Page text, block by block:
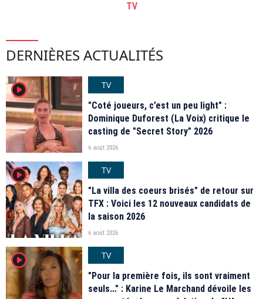
TV
DERNIÈRES ACTUALITÉS
player2
TV
"Coté joueurs, c’est un peu light" :
Dominique Duforest (La Voix) critique le
casting de "Secret Story" 2026
6 août 2026
player2
TV
"La villa des coeurs brisés" de retour sur
TFX : Voici les 12 nouveaux candidats de
la saison 2026
6 août 2026
player2
TV
"Pour la première fois, ils sont vraiment
seuls…" : Karine Le Marchand dévoile les